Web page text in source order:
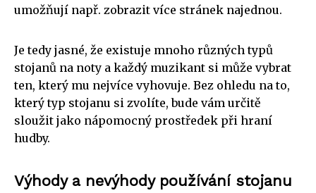
umožňují např. zobrazit více stránek najednou.
Je tedy jasné, že existuje mnoho různých typů
stojanů na noty a každý muzikant si může vybrat
ten, který mu nejvíce vyhovuje. Bez ohledu na to,
který typ stojanu si zvolíte, bude vám určitě
sloužit jako nápomocný prostředek při hraní
hudby.
Výhody a nevýhody používání stojanu